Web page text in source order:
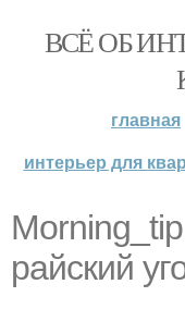
ВСЁ ОБ
главная
интерьер для
райский